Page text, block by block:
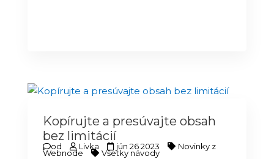
Kopírujte a presúvajte obsah
bez limitácií
od Livka jún 26 2023 Novinky z
Webnode Všetky návody